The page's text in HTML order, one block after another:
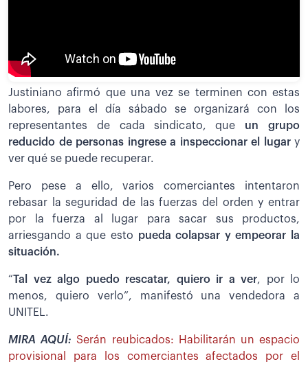
Justiniano afirmó que una vez se terminen con estas
labores, para el día sábado se organizará con los
representantes de cada sindicato, que un grupo
reducido de personas ingrese a inspeccionar el lugary
ver qué se puede recuperar.
Pero pese a ello, varios comerciantes intentaron
rebasar la seguridad de las fuerzas del orden y entrar
por la fuerza al lugar para sacar sus productos,
arriesgando a que esto pueda colapsar y empeorar la
situación.
“Tal vez algo puedo rescatar, quiero ir a ver, por lo
menos, quiero verlo”, manifestó una vendedora a
UNITEL.
MIRA AQUÍ:Serán reubicados: Habilitarán un espacio
provisional para los comerciantes afectados por el